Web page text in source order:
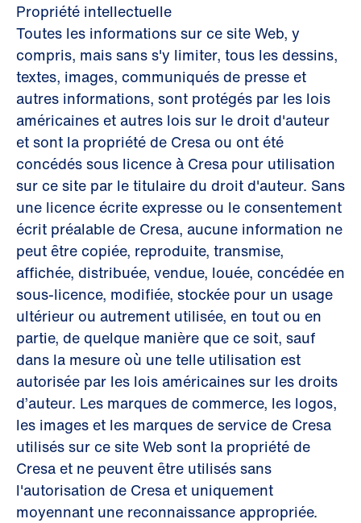
Propriété intellectuelle
Toutes les informations sur ce site Web, y
compris, mais sans s'y limiter, tous les dessins,
textes, images, communiqués de presse et
autres informations, sont protégés par les lois
américaines et autres lois sur le droit d'auteur
et sont la propriété de Cresa ou ont été
concédés sous licence à Cresa pour utilisation
sur ce site par le titulaire du droit d'auteur. Sans
une licence écrite expresse ou le consentement
écrit préalable de Cresa, aucune information ne
peut être copiée, reproduite, transmise,
affichée, distribuée, vendue, louée, concédée en
sous-licence, modifiée, stockée pour un usage
ultérieur ou autrement utilisée, en tout ou en
partie, de quelque manière que ce soit, sauf
dans la mesure où une telle utilisation est
autorisée par les lois américaines sur les droits
d’auteur. Les marques de commerce, les logos,
les images et les marques de service de Cresa
utilisés sur ce site Web sont la propriété de
Cresa et ne peuvent être utilisés sans
l'autorisation de Cresa et uniquement
moyennant une reconnaissance appropriée.